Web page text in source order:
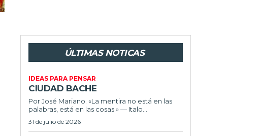
ÚLTIMAS NOTICAS
IDEAS PARA PENSAR
CIUDAD BACHE
Por José Mariano. «La mentira no está en las
palabras, está en las cosas.» — Italo...
31 de julio de 2026